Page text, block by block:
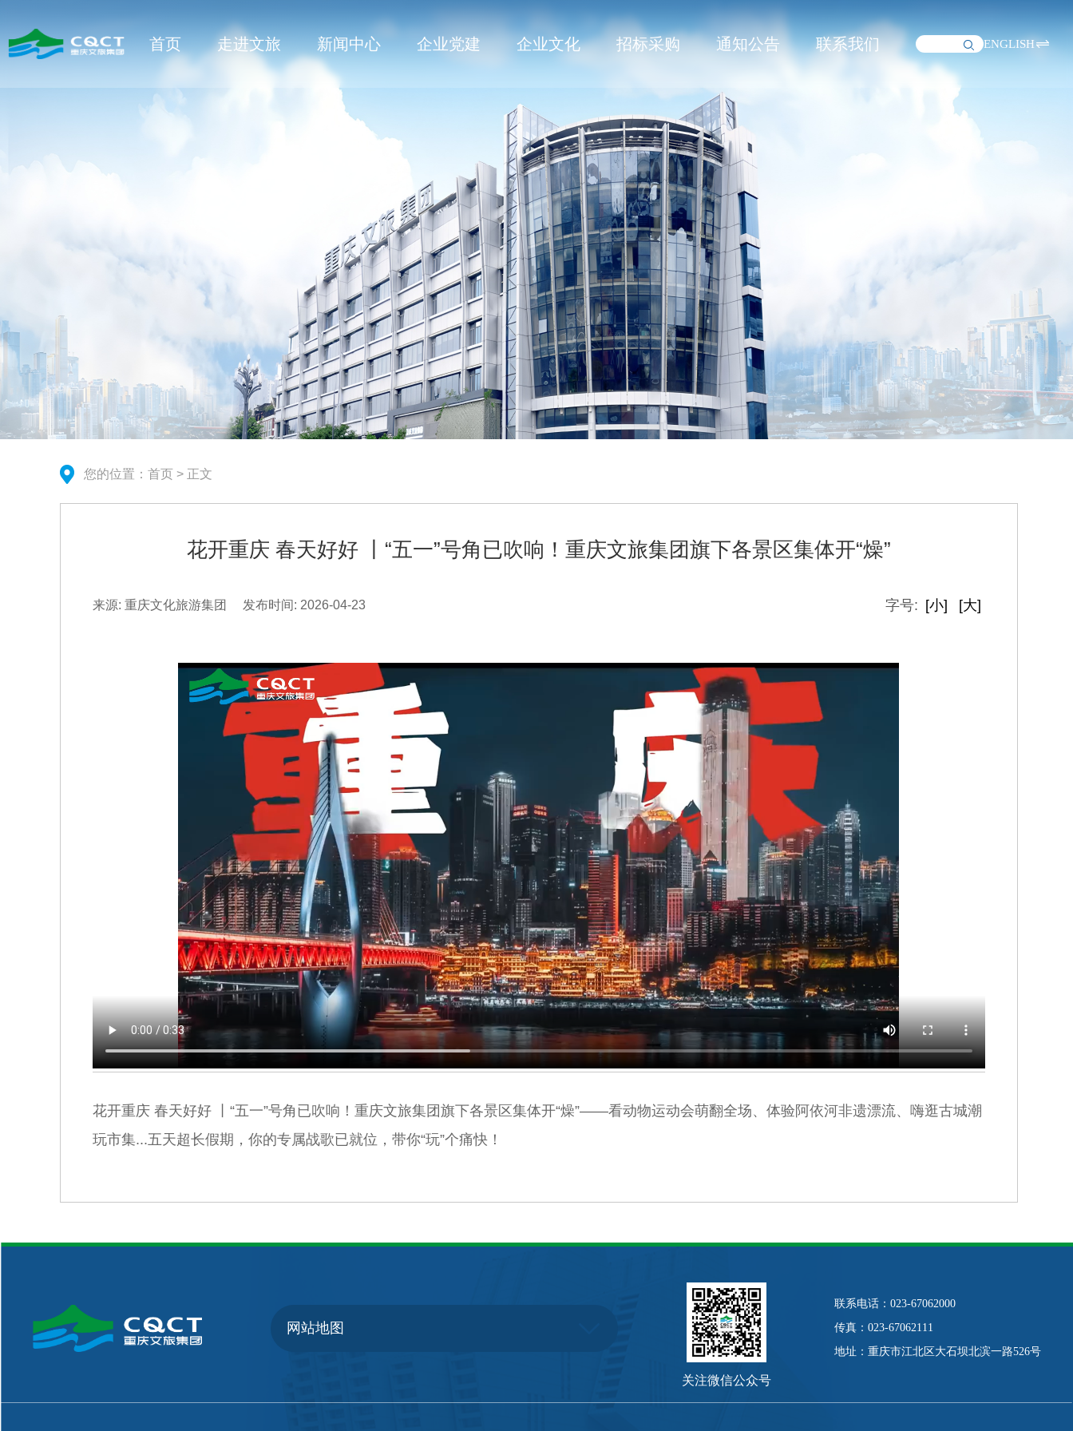
首页 走进文旅 新闻中心 企业党建 企业文化 招标采购 通知公告 联系我们 ENGLISH
您的位置： 首页 > 正文
花开重庆 春天好好 丨“五一”号角已吹响！重庆文旅集团旗下各景区集体开“燥”
来源: 重庆文化旅游集团 发布时间: 2026-04-23 字号: [小] [大]
花开重庆 春天好好 丨“五一”号角已吹响！重庆文旅集团旗下各景区集体开“燥”——看动物运动会萌翻全场、体验阿依河非遗漂流、嗨逛古城潮
玩市集...五天超长假期，你的专属战歌已就位，带你“玩”个痛快！
网站地图
关注微信公众号
联系电话：023-67062000
传真：023-67062111
地址：重庆市江北区大石坝北滨一路526号